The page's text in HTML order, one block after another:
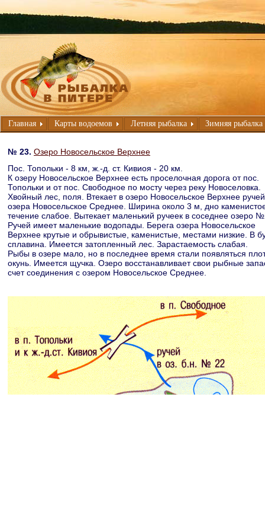
Главная Карты водоемов Летняя рыбалка Зимняя рыбалка
№ 23. Озеро Новосельское Верхнее
Пос. Топольки - 8 км, ж.-д. ст. Кивиоя - 20 км.
К озеру Новосельское Верхнее есть проселочная дорога от пос.
Топольки и от пос. Свободное по мосту через реку Новоселовка.
Хвойный лес, поля. Втекает в озеро Новосельское Верхнее
озера Новосельское Среднее. Ширина около 3 м, дно
течение слабое. Вытекает маленький ручеек в соседнее озеро
Ручей имеет маленькие водопады. Берега озера Новосельское
Верхнее крутые и обрывистые, каменистые, местами низкие. В
сплавина. Имеется затопленный лес. Зарастаемость слабая.
Рыбы в озере мало, но в последнее время стали появляться
окунь. Имеется щучка. Озеро восстанавливает свои рыбные
счет соединения с озером Новосельское Среднее.